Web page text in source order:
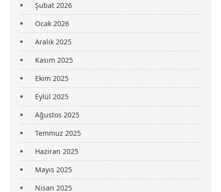
Şubat 2026
Ocak 2026
Aralık 2025
Kasım 2025
Ekim 2025
Eylül 2025
Ağustos 2025
Temmuz 2025
Haziran 2025
Mayıs 2025
Nisan 2025